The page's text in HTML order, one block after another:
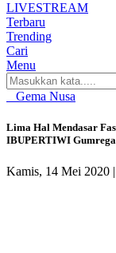
LIVESTREAM
Terbaru
Trending
Cari
Menu
Gema Nusa
Lima Hal Mendasar
IBUPERTIWI
Kamis, 14 Mei 2020 |